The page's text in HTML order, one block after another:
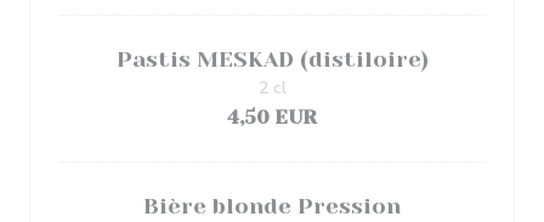
Pastis MESKAD (distiloire)
4,50 EUR
2 cl
Bière blonde Pression